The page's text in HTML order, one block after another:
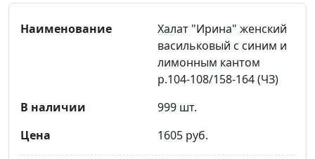
Халат "Ирина" женский
васильковый с синим и
лимонным кантом
р.104-108/158-164 (ЧЗ)
999 шт.
1605 руб.